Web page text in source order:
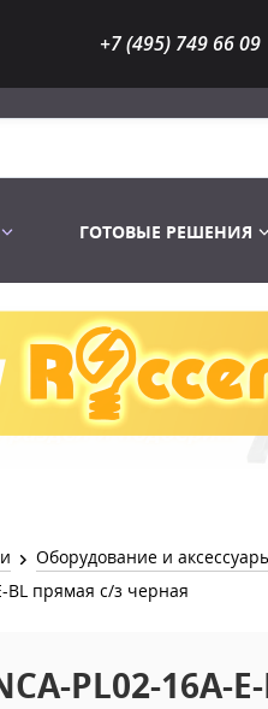
+7 (495) 749 66 09
Лампы
ГОТОВЫЕ РЕШЕНИЯ
Оборудование и
BL прямая с/з черная
PL02-16A-